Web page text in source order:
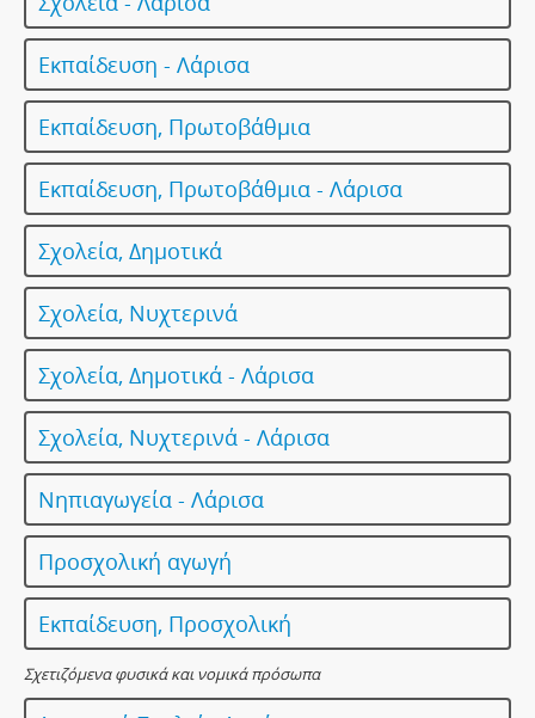
Εκπαίδευση - Λάρισα
Εκπαίδευση, Πρωτοβάθμια
Εκπαίδευση, Πρωτοβάθμια - Λάρισα
Σχολεία, Δημοτικά
Σχολεία, Νυχτερινά
Σχολεία, Δημοτικά - Λάρισα
Σχολεία, Νυχτερινά - Λάρισα
Νηπιαγωγεία - Λάρισα
Προσχολική αγωγή
Εκπαίδευση, Προσχολική
Σχετιζόμενα φυσικά και νομικά πρόσωπα